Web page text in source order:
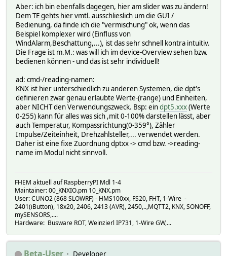
Aber: ich bin ebenfalls dagegen, hier am slider was zu ändern!
Dem TE gehts hier vmtl. ausschlieslich um die GUI /
Bedienung, da finde ich die "vermischung" ok, wenn das
Beispiel komplexer wird (Einfluss von
WindAlarm,Beschattung,...), ist das sehr schnell kontra intuitiv.
Die Frage ist m.M.: was will ich im device-Overview sehen bzw.
bedienen können - und das ist sehr individuell!
ad: cmd-/reading-namen:
KNX ist hier unterschiedlich zu anderen Systemen, die dpt's
definieren zwar genau erlaubte Werte-(range) und Einheiten,
aber NICHT den Verwendungszweck. Bsp: eindpt5.xxx(Werte
0-255) kann für alles was sich ,mit 0-100% darstellen lässt, aber
auch Temperatur, Kompassrichtung(0-359°), Zähler
Impulse/Zeiteinheit, Drehzahlsteller,... verwendet werden.
Daher ist eine fixe Zuordnung dptxx -> cmd bzw. ->reading-
name im Modul nicht sinnvoll.
FHEM aktuell auf RaspberryPI Mdl 1-4
Maintainer: 00_KNXIO.pm 10_KNX.pm
User: CUNO2 (868 SLOWRF) - HMS100xx, FS20, FHT, 1-Wire -
2401(iButton), 18x20, 2406, 2413 (AVR), 2450,..,MQTT2, KNX, SONOFF,
mySENSORS,....
Hardware: Busware ROT, Weinzierl IP731, 1-Wire GW,...
Beta-User
Developer